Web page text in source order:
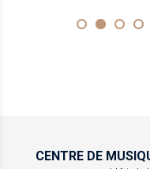
CENTRE DE